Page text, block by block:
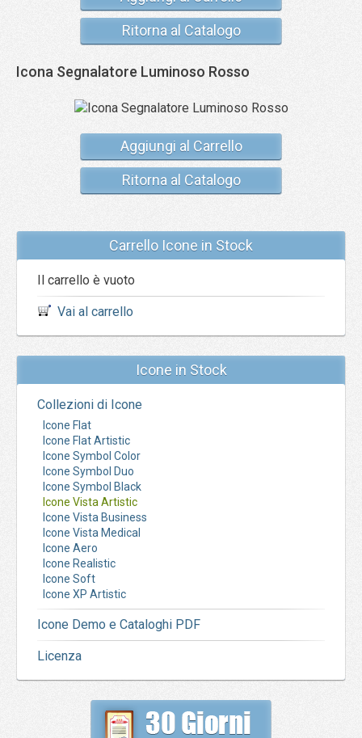
Ritorna al Catalogo
Icona Segnalatore Luminoso Rosso
Aggiungi al Carrello
Ritorna al Catalogo
Carrello Icone in Stock
Il carrello è vuoto
Vai al carrello
Icone in Stock
Collezioni di Icone
Icone Flat
Icone Flat Artistic
Icone Symbol Color
Icone Symbol Duo
Icone Symbol Black
Icone Vista Artistic
Icone Vista Business
Icone Vista Medical
Icone Aero
Icone Realistic
Icone Soft
Icone XP Artistic
Icone Demo e Cataloghi PDF
Licenza